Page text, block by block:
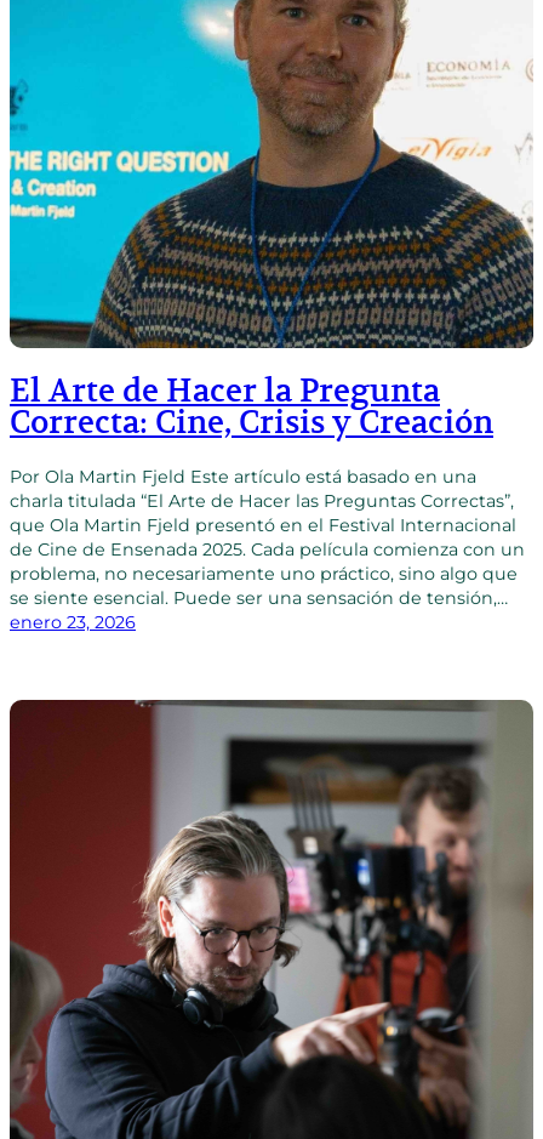
El Arte de Hacer la Pregunta
Correcta: Cine, Crisis y Creación
Por Ola Martin Fjeld Este artículo está basado en una
charla titulada “El Arte de Hacer las Preguntas Correctas”,
que Ola Martin Fjeld presentó en el Festival Internacional
de Cine de Ensenada 2025. Cada película comienza con un
problema, no necesariamente uno práctico, sino algo que
se siente esencial. Puede ser una sensación de tensión,…
enero 23, 2026